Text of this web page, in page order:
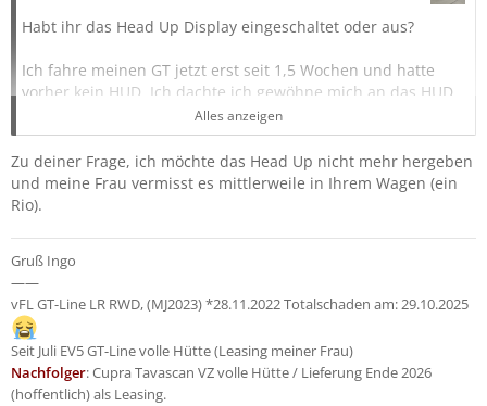
Habt ihr das Head Up Display eingeschaltet oder aus?
Ich fahre meinen GT jetzt erst seit 1,5 Wochen und hatte
vorher kein HUD. Ich dachte ich gewöhne mich an das HUD
aber irgendwie stört es mich.
Nicht nur das ich im Sichtfeld auf der Straße immer eine
Anzeige habe sondern vor allem habe ich das Gefühl das es
mich ablenkt. Ich schaue viel zu sehr darauf das ich die
Geschwindigkeit einhalte, mal davon abgesehen das die
Thread.
Ich habe das Gefühl das ich die ganze Zeit darauf
konzentriert bin was ich für eine Geschwindigkeit fahre.
Geht es euch auch so? Habt ihr euch daran gewöhnt oder
habt ihr das HUD, obwohl ihr es habt, ausgeschaltet?
Alles anzeigen
Zu deiner Frage, ich möchte das Head Up nicht mehr hergeben
und meine Frau vermisst es mittlerweile in Ihrem Wagen (ein
Rio).
Gruß Ingo
——
vFL GT-Line LR RWD,(MJ2023) *28.11.2022 Totalschaden am: 29.10.2025
Seit Juli EV5 GT-Line volle Hütte (Leasing meiner Frau)
Nachfolger: Cupra Tavascan VZ volle Hütte / Lieferung Ende 2026
(hoffentlich) als Leasing.